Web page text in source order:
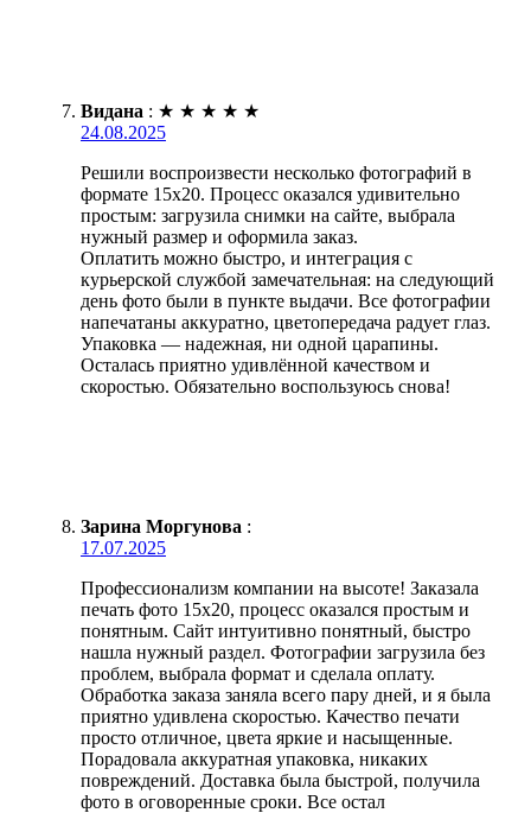
Видана : ★ ★ ★ ★ ★
24.08.2025
Решили воспроизвести несколько фотографий в
формате 15х20. Процесс оказался удивительно
простым: загрузила снимки на сайте, выбрала
нужный размер и оформила заказ.
Оплатить можно быстро, и интеграция с
курьерской службой замечательная: на следующий
день фото были в пункте выдачи. Все фотографии
напечатаны аккуратно, цветопередача радует глаз.
Упаковка — надежная, ни одной царапины.
Осталась приятно удивлённой качеством и
скоростью. Обязательно воспользуюсь снова!
Зарина Моргунова :
17.07.2025
Профессионализм компании на высоте! Заказала
печать фото 15х20, процесс оказался простым и
понятным. Сайт интуитивно понятный, быстро
нашла нужный раздел. Фотографии загрузила без
проблем, выбрала формат и сделала оплату.
Обработка заказа заняла всего пару дней, и я была
приятно удивлена скоростью. Качество печати
просто отличное, цвета яркие и насыщенные.
Порадовала аккуратная упаковка, никаких
повреждений. Доставка была быстрой, получила
фото в оговоренные сроки. Все остал